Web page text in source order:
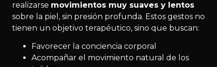
realizarse movimientos muy suaves y lentos
sobre la piel, sin presión profunda. Estos gestos no
tienen un objetivo terapéutico, sino que buscan:
Favorecer la conciencia corporal
Acompañar el movimiento natural de los